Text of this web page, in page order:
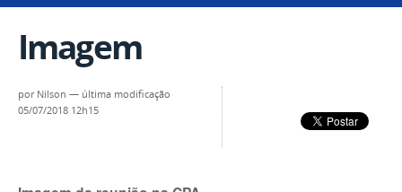
Imagem
por Nilson — última modificação
05/07/2018 12h15